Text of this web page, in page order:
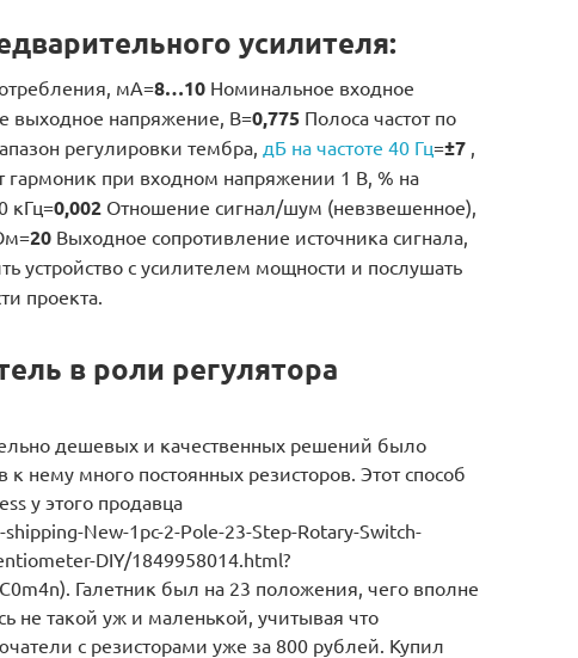
усилителя:
мА=8…10 Номинальное входное
выходное напряжение, В=0,775 Полоса частот по
регулировки тембра, дБ на частоте 40 Гц=±7
при входном напряжении 1 В, % на
кГц=0,002 Отношение сигнал/шум (невзвешенное),
20 Выходное сопротивление источника сигнала,
устройство с усилителем мощности и послушать
проекта.
в роли регулятора
дешевых и качественных решений было
к нему много постоянных резисторов. Этот способ
у этого продавца
New-1pc-2-Pole-23-Step-Rotary-Switch-
DIY/1849958014.html?
Галетник был на 23 положения, чего вполне
не такой уж и маленькой, учитывая что
с резисторами уже за 800 рублей. Купил